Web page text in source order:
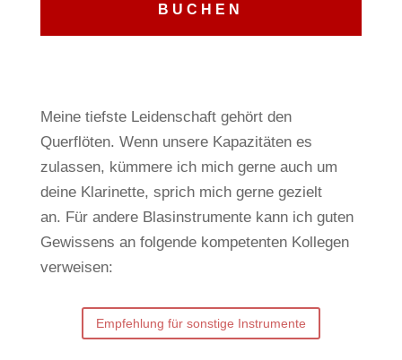
BUCHEN
Meine tiefste Leidenschaft gehört den
Querflöten. Wenn unsere Kapazitäten es
zulassen, kümmere ich mich gerne auch um
deine Klarinette, sprich mich gerne gezielt
an. Für andere Blasinstrumente kann ich guten
Gewissens an folgende kompetenten Kollegen
verweisen:
Empfehlung für sonstige Instrumente